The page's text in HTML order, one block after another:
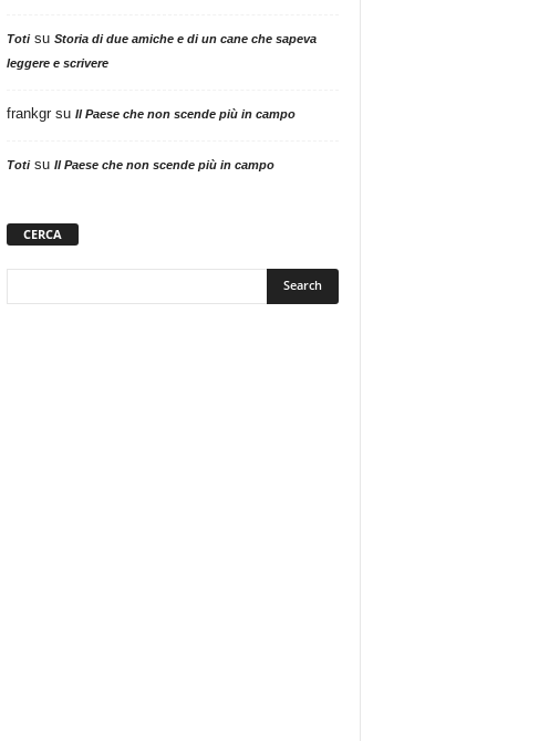
Totisu Storia di due amiche e di un cane che sapeva
leggere e scrivere
frankgrsu Il Paese che non scende più in campo
Totisu Il Paese che non scende più in campo
CERCA